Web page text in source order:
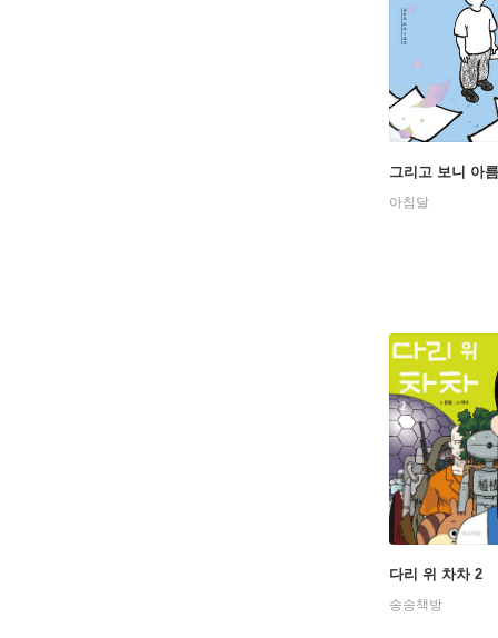
그리고 보니 아
아침달
다리 위 차차 2
송송책방